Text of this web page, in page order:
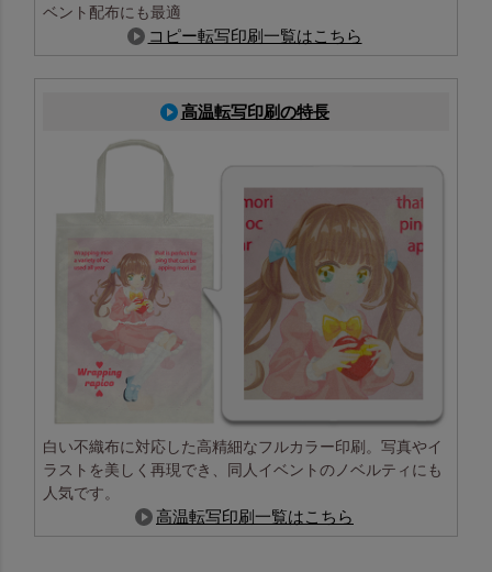
ベント配布にも最適
コピー転写印刷一覧はこちら
高温転写印刷の特長
白い不織布に対応した高精細なフルカラー印刷。写真やイ
ラストを美しく再現でき、同人イベントのノベルティにも
人気です。
高温転写印刷一覧はこちら